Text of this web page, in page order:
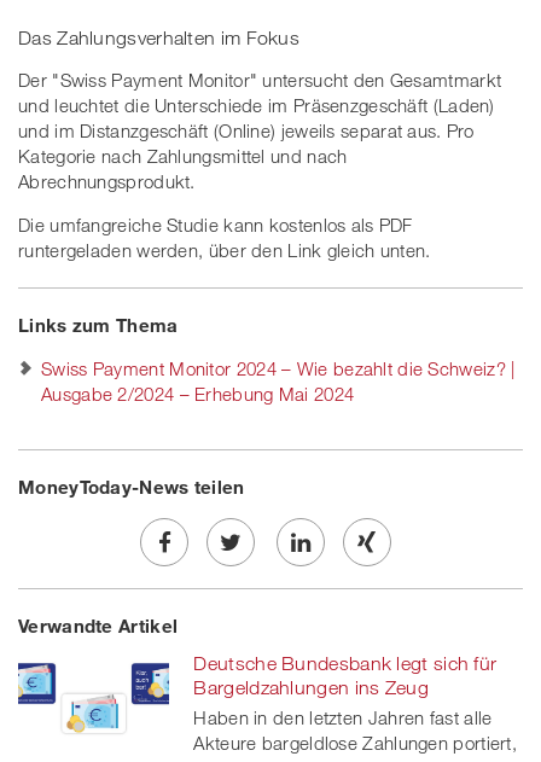
Das Zahlungsverhalten im Fokus
Der "Swiss Payment Monitor" untersucht den Gesamtmarkt
und leuchtet die Unterschiede im Präsenzgeschäft (Laden)
und im Distanzgeschäft (Online) jeweils separat aus. Pro
Kategorie nach Zahlungsmittel und nach
Abrechnungsprodukt.
Die umfangreiche Studie kann kostenlos als PDF
runtergeladen werden, über den Link gleich unten.
Links zum Thema
Swiss Payment Monitor 2024 – Wie bezahlt die Schweiz? |
Ausgabe 2/2024 – Erhebung Mai 2024
MoneyToday-News teilen
Share
on
Facebook
Twe
on
twitt
Share
linkedin
Share
Xing
Verwandte Artikel
Deutsche Bundesbank legt sich für
Bargeldzahlungen ins Zeug
Haben in den letzten Jahren fast alle
Akteure bargeldlose Zahlungen portiert,